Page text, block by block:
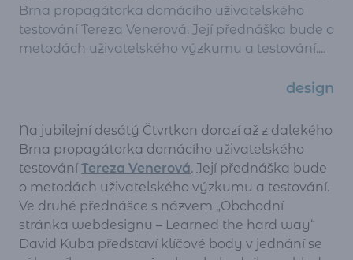
Brna propagátorka domácího uživatelského
testování Tereza Venerová. Její přednáška bude o
metodách uživatelského výzkumu a testování....
design
Na jubilejní desátý Čtvrtkon dorazí až z dalekého
Brna propagátorka domácího uživatelského
testování Tereza Venerová. Její přednáška bude
o metodách uživatelského výzkumu a testování.
Ve druhé přednášce s názvem „Obchodní
stránka webdesignu – Learned the hard way“
David Kuba představí klíčové body v jednání se